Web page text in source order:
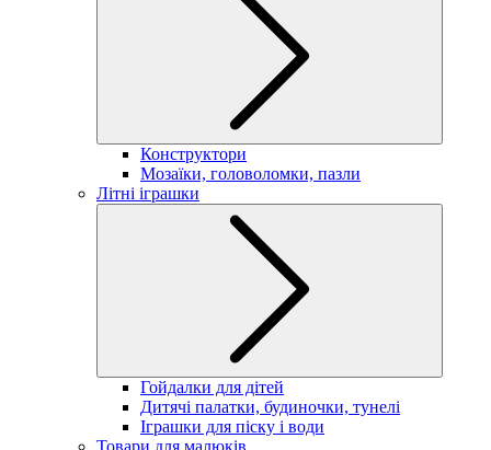
Конструктори
Мозаїки, головоломки, пазли
Літні іграшки
Гойдалки для дітей
Дитячі палатки, будиночки, тунелі
Іграшки для піску і води
Товари для малюків